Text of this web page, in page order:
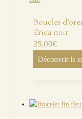
Boucles
Erica noir
25,00€
Découvrir la